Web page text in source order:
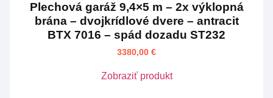
Plechová garáž 9,4×5 m – 2x výklopná
brána – dvojkrídlové dvere – antracit
BTX 7016 – spád dozadu ST232
3380,00 €
Zobraziť produkt